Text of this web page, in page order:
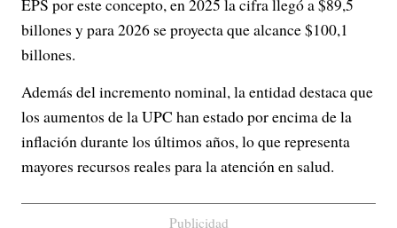
billones y para 2026 se proyecta que alcance $100,1
billones.
Además del incremento nominal, la entidad destaca que
los aumentos de la UPC han estado por encima de la
inflación durante los últimos años, lo que representa
mayores recursos reales para la atención en salud.
Publicidad